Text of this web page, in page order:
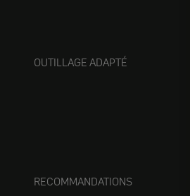
OUTILLAGE ADAPTÉ
RECOMMANDATIONS